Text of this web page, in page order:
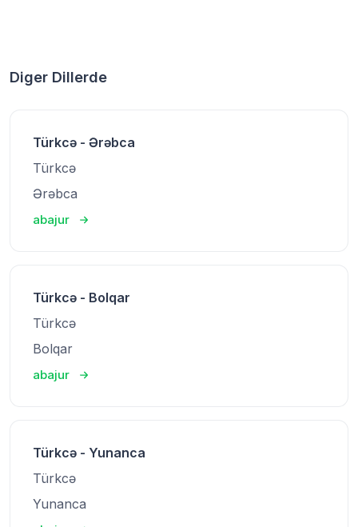
Diger Dillerde
Türkcə - Ərəbca
Türkcə
Ərəbca
abajur
Türkcə - Bolqar
Türkcə
Bolqar
abajur
Türkcə - Yunanca
Türkcə
Yunanca